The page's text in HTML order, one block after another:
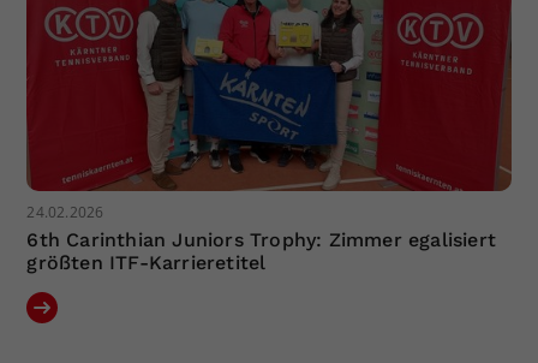
24.02.2026
6th Carinthian Juniors Trophy: Zimmer egalisiert
größten ITF-Karrieretitel